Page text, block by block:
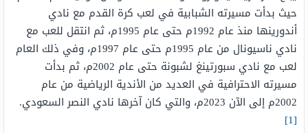
حيث بدأت مسيرته الشبابية في لعب كرة القدم مع نادي
أندورينها منذ عام 1992م حتى عام 1995م، ثم انتقل للعب مع
نادي ناسيونال من عام 1995م حتى عام 1997م، وفي ذلك العام
لعب مع نادي سبورتينغ لشبونة حتى عام 2002م، ثم بدأت
مسيرته الاحترافية في العديد من الأندية الرياضية من عام
2002م إلى الآن 2023م، والتي كان آخرها نادي النصر السعودي.
[1]